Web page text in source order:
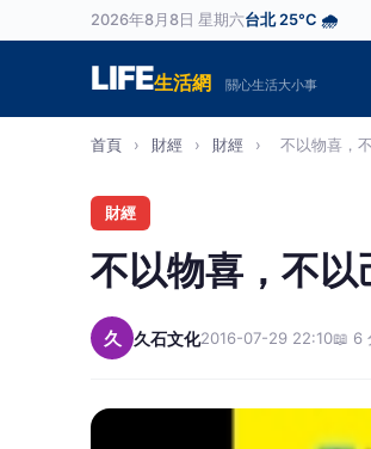
2026年8月8日 星期六台北 25°C 🌧️
LIFE生活網 關心生活大小事
首頁 › 財經 › 財經 › 不以物喜，
財經
不以物喜，不
久 久石文化2016-07-29 22:10📖 6